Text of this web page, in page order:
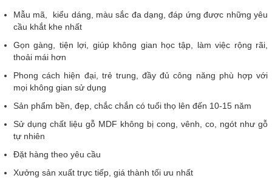
Mẫu mã, kiểu dáng, màu sắc đa dạng, đáp ứng được những yêu
cầu khắt khe nhất
Gọn gàng, tiện lợi, giúp không gian học tập, làm việc rộng rãi,
thoải mái hơn
Phong cách hiện đại, trẻ trung, đầy đủ công năng phù hợp với
mọi không gian sử dụng
Sản phẩm bền, đẹp, chắc chắn có tuổi thọ lên đến 10-15 năm
Sử dụng chất liệu gỗ MDF không bị cong, vênh, co, ngót như gỗ
tự nhiên
Đặt hàng theo yêu cầu
Xưởng sản xuất trực tiếp, giá thành tối ưu nhất